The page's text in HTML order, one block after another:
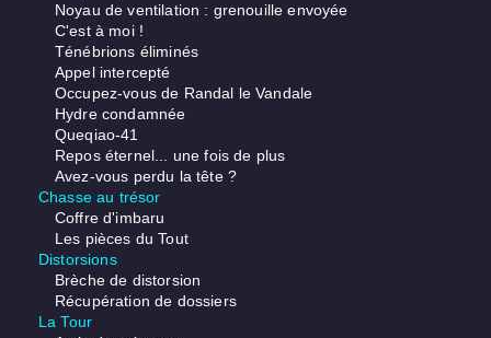
Noyau de ventilation : grenouille envoyée
C'est à moi !
Ténébrions éliminés
Appel intercepté
Occupez-vous de Randal le Vandale
Hydre condamnée
Queqiao-41
Repos éternel... une fois de plus
Avez-vous perdu la tête ?
Chasse au trésor
Coffre d'imbaru
Les pièces du Tout
Distorsions
Brèche de distorsion
Récupération de dossiers
La Tour